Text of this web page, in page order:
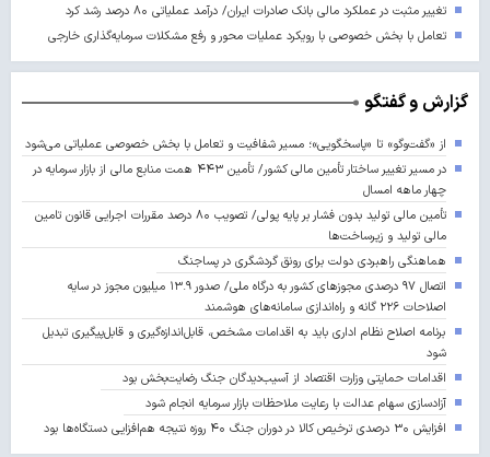
تغییر مثبت در عملکرد مالی بانک صادرات ایران/ درآمد عملیاتی ۸۰ درصد رشد کرد
تعامل با بخش خصوصی با رویکرد عملیات محور و رفع مشکلات سرمایه‌گذاری خارجی
گزارش و گفتگو
از «گفت‌وگو» تا «پاسخگویی»؛ مسیر شفافیت و تعامل با بخش خصوصی عملیاتی می‌شود
در مسیر تغییر ساختار تأمین مالی کشور/ تأمین ۴۴۳ همت منابع مالی از بازار سرمایه در
چهار ماهه امسال
تأمین مالی تولید بدون فشار بر پایه پولی/ تصویب ۸۰ درصد مقررات اجرایی قانون تامین
مالی تولید و زیرساخت‌ها
هماهنگی راهبردی دولت برای رونق گردشگری در پساجنگ
اتصال ۹۷ درصدی مجوزهای کشور به درگاه ملی/ صدور ۱۳.۹ میلیون مجوز در سایه
اصلاحات ۲۲۶ گانه و راه‌اندازی سامانه‌های هوشمند
برنامه اصلاح نظام اداری باید به اقدامات مشخص، قابل‌اندازه‌گیری و قابل‌پیگیری تبدیل
شود
اقدامات حمایتی وزارت اقتصاد از آسیب‌دیدگان جنگ رضایت‌بخش بود
آزادسازی سهام عدالت با رعایت ملاحظات بازار سرمایه انجام شود
افزایش ۳۰ درصدی ترخیص کالا در دوران جنگ ۴۰ روزه نتیجه هم‌افزایی دستگاه‌ها بود